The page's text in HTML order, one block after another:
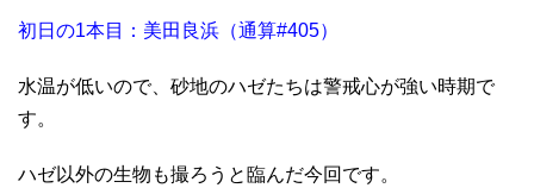
初日の1本目：美田良浜（通算#405）
水温が低いので、砂地のハゼたちは警戒心が強い時期で
す。
ハゼ以外の生物も撮ろうと臨んだ今回です。